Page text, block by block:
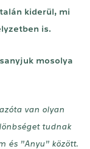
kiderül, mi
is.
mosolya
van olyan
tudnak
és ”Anyu” között.